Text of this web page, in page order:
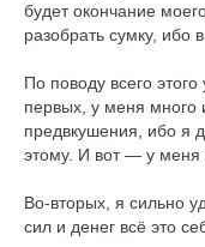
будет окончание
разобрать сумку, ибо
По поводу всего
первых, у меня много
предвкушения, ибо я
этому. И вот ― у меня
Во-вторых, я сильно
сил и денег всё это